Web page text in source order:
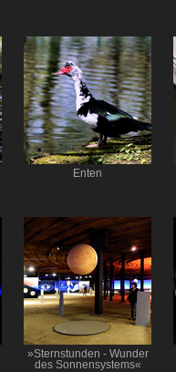
Enten
»Sternstunden - Wunder
des Sonnensystems«